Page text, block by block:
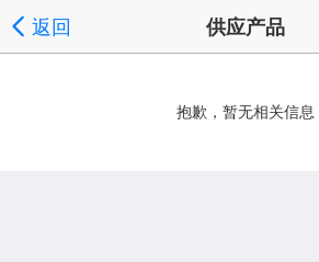
返回 供应产品
抱歉，暂无相关信息